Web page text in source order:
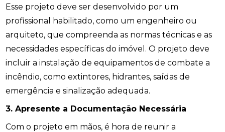
Esse projeto deve ser desenvolvido por um
profissional habilitado, como um engenheiro ou
arquiteto, que compreenda as normas técnicas e as
necessidades específicas do imóvel. O projeto deve
incluir a instalação de equipamentos de combate a
incêndio, como extintores, hidrantes, saídas de
emergência e sinalização adequada.
3. Apresente a Documentação Necessária
Com o projeto em mãos, é hora de reunir a